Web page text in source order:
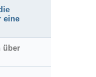
eine
über